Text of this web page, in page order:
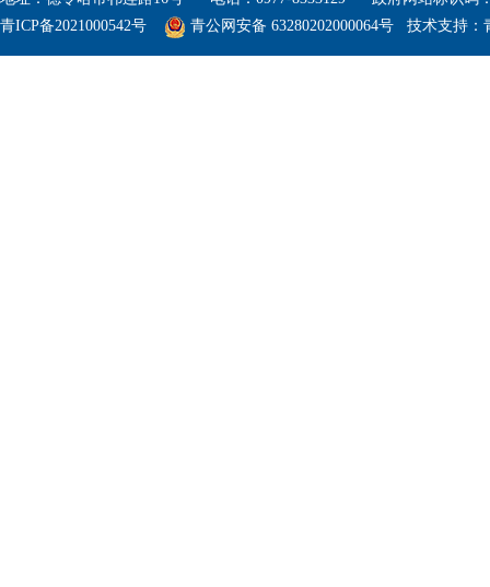
青ICP备2021000542号
青公网安备 63280202000064号 技术支持：